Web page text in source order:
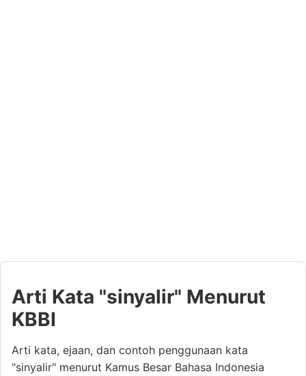
Arti Kata "sinyalir" Menurut
KBBI
Arti kata, ejaan, dan contoh penggunaan kata
"sinyalir" menurut Kamus Besar Bahasa Indonesia